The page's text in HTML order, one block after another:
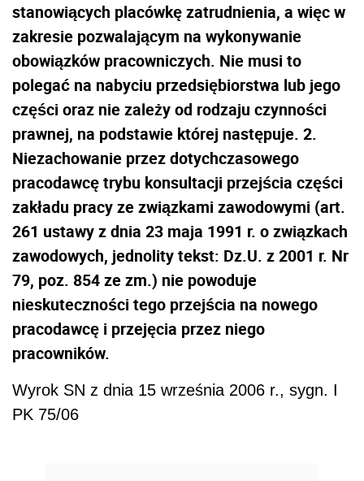
stanowiących placówkę zatrudnienia, a więc w
zakresie pozwalającym na wykonywanie
obowiązków pracowniczych. Nie musi to
polegać na nabyciu przedsiębiorstwa lub jego
części oraz nie zależy od rodzaju czynności
prawnej, na podstawie której następuje. 2.
Niezachowanie przez dotychczasowego
pracodawcę trybu konsultacji przejścia części
zakładu pracy ze związkami zawodowymi (art.
261 ustawy z dnia 23 maja 1991 r. o związkach
zawodowych, jednolity tekst: Dz.U. z 2001 r. Nr
79, poz. 854 ze zm.) nie powoduje
nieskuteczności tego przejścia na nowego
pracodawcę i przejęcia przez niego
pracowników.
Wyrok SN z dnia 15 września 2006 r., sygn. I
PK 75/06